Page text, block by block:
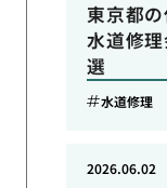
東京都
水道修
選
水道修理
2026.06.02